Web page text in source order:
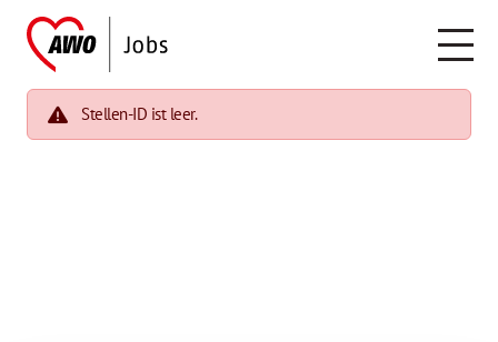
Stellen-ID ist leer.